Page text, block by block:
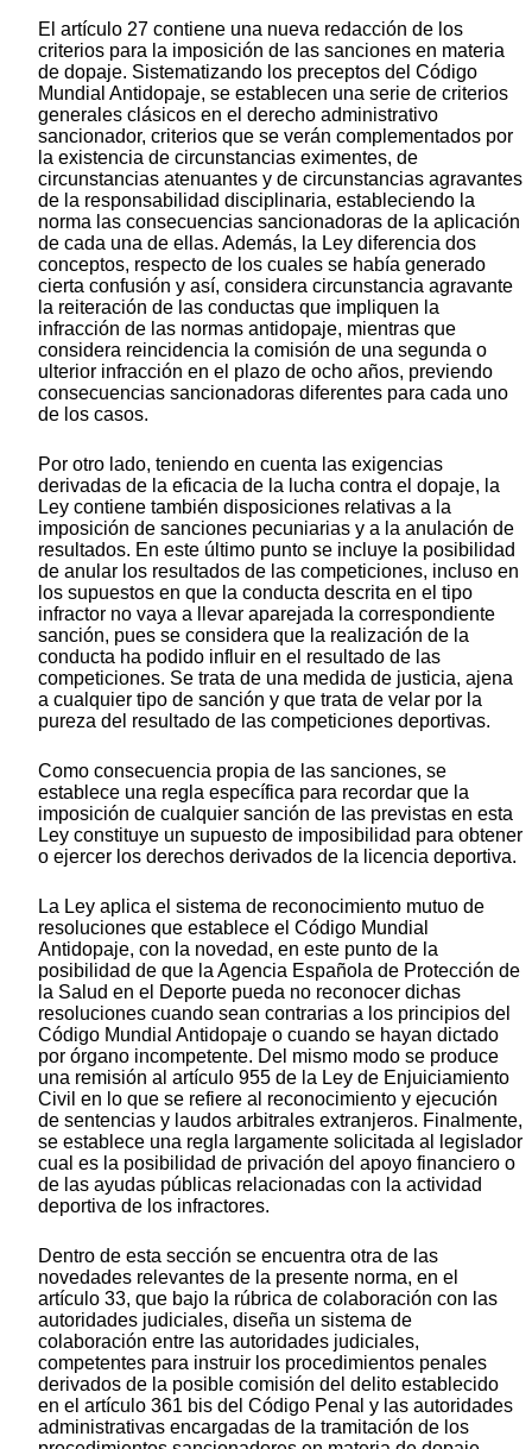
El artículo 27 contiene una nueva redacción de los
criterios para la imposición de las sanciones en materia
de dopaje. Sistematizando los preceptos del Código
Mundial Antidopaje, se establecen una serie de criterios
generales clásicos en el derecho administrativo
sancionador, criterios que se verán complementados por
la existencia de circunstancias eximentes, de
circunstancias atenuantes y de circunstancias agravantes
de la responsabilidad disciplinaria, estableciendo la
norma las consecuencias sancionadoras de la aplicación
de cada una de ellas. Además, la Ley diferencia dos
conceptos, respecto de los cuales se había generado
cierta confusión y así, considera circunstancia agravante
la reiteración de las conductas que impliquen la
infracción de las normas antidopaje, mientras que
considera reincidencia la comisión de una segunda o
ulterior infracción en el plazo de ocho años, previendo
consecuencias sancionadoras diferentes para cada uno
de los casos.
Por otro lado, teniendo en cuenta las exigencias
derivadas de la eficacia de la lucha contra el dopaje, la
Ley contiene también disposiciones relativas a la
imposición de sanciones pecuniarias y a la anulación de
resultados. En este último punto se incluye la posibilidad
de anular los resultados de las competiciones, incluso en
los supuestos en que la conducta descrita en el tipo
infractor no vaya a llevar aparejada la correspondiente
sanción, pues se considera que la realización de la
conducta ha podido influir en el resultado de las
competiciones. Se trata de una medida de justicia, ajena
a cualquier tipo de sanción y que trata de velar por la
pureza del resultado de las competiciones deportivas.
Como consecuencia propia de las sanciones, se
establece una regla específica para recordar que la
imposición de cualquier sanción de las previstas en esta
Ley constituye un supuesto de imposibilidad para obtener
o ejercer los derechos derivados de la licencia deportiva.
La Ley aplica el sistema de reconocimiento mutuo de
resoluciones que establece el Código Mundial
Antidopaje, con la novedad, en este punto de la
posibilidad de que la Agencia Española de Protección de
la Salud en el Deporte pueda no reconocer dichas
resoluciones cuando sean contrarias a los principios del
Código Mundial Antidopaje o cuando se hayan dictado
por órgano incompetente. Del mismo modo se produce
una remisión al artículo 955 de la Ley de Enjuiciamiento
Civil en lo que se refiere al reconocimiento y ejecución
de sentencias y laudos arbitrales extranjeros. Finalmente,
se establece una regla largamente solicitada al legislador
cual es la posibilidad de privación del apoyo financiero o
de las ayudas públicas relacionadas con la actividad
deportiva de los infractores.
Dentro de esta sección se encuentra otra de las
novedades relevantes de la presente norma, en el
artículo 33, que bajo la rúbrica de colaboración con las
autoridades judiciales, diseña un sistema de
colaboración entre las autoridades judiciales,
competentes para instruir los procedimientos penales
derivados de la posible comisión del delito establecido
en el artículo 361 bis del Código Penal y las autoridades
administrativas encargadas de la tramitación de los